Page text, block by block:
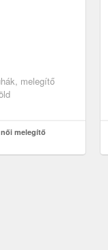
melegítő
melegítő